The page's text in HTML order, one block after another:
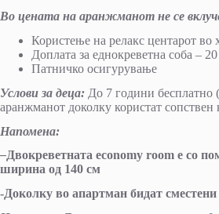
Во цената на аранжманот не се
Користење на релакс центарот во
Доплата за еднокреветна соба –
Патничко осигурување
Услови за деца: До 7 години бесплатно
аранжманот доколку користат сопствен
Напомена:
–Двокреветната еconomy room е со
ширина од 140 см
-Доколку во апартман бидат сместени